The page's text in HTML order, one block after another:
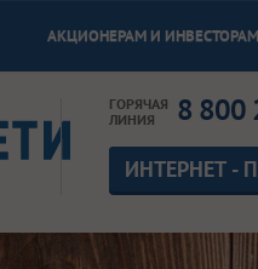
АКЦИОНЕРАМ И ИНВЕСТОРАМ
ГОРЯЧАЯ
ЛИНИЯ
8 800
ИНТЕРНЕТ -